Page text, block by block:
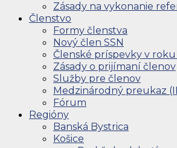
Zásady na vykonanie
Členstvo
Formy členstva
Nový člen SSN
Členské príspevky v
Zásady o prijímaní členov
Služby pre členov
Medzinárodný preukaz
Fórum
Regióny
Banská Bystrica
Košice